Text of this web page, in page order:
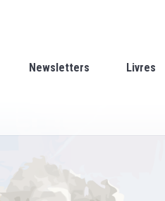
Newsletters Livres